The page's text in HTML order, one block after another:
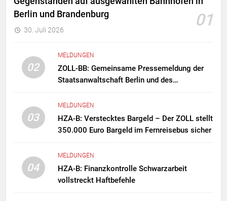
Berlin und Brandenburg
01
30. Juli 2026
02
MELDUNGEN
ZOLL-BB: Gemeinsame Pressemeldung der
Staatsanwaltschaft Berlin und des
Zollfahndung hebt mutmaßliches
Drogenlabor aus
03
MELDUNGEN
HZA-B: Verstecktes Bargeld – Der ZOLL stellt
350.000 Euro Bargeld im Fernreisebus sicher
04
MELDUNGEN
HZA-B: Finanzkontrolle Schwarzarbeit
vollstreckt Haftbefehle